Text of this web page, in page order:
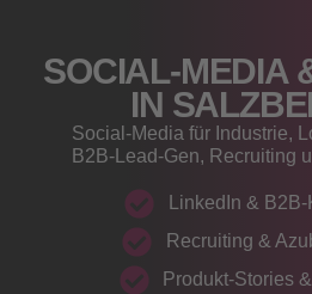
SOCIAL‑MEDIA
IN
Social‑Media für Industrie,
B2B‑Lead‑Gen, Recruiting
LinkedIn &
Recruiting &
Produkt‑Stories